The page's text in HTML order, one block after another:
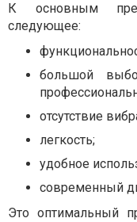
К основным
следующее:
большой
отсутствие
легкость;
удобное
современный
Это оптимальный